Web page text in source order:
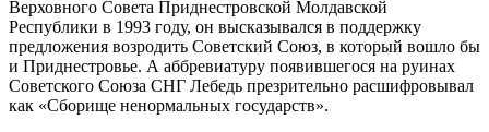
Верховного Совета Приднестровской Молдавской
Республики в 1993 году, он высказывался в поддержку
предложения возродить Советский Союз, в который вошло бы
и Приднестровье. А аббревиатуру появившегося на руинах
Советского Союза СНГ Лебедь презрительно расшифровывал
как «Сборище ненормальных государств».